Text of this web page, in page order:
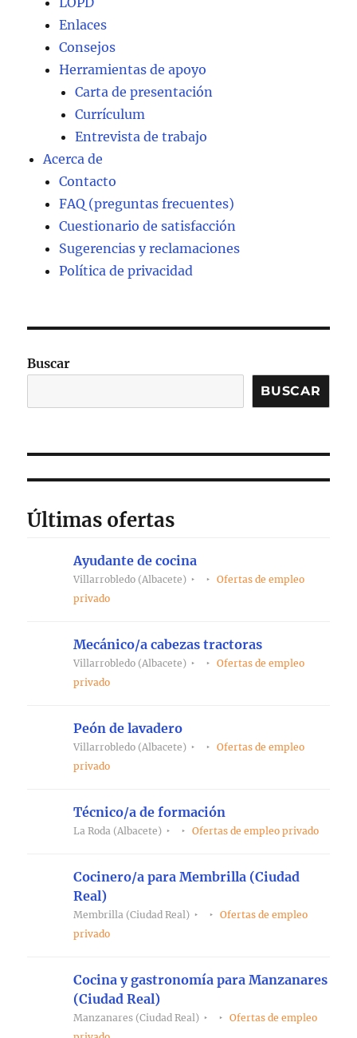
Enlaces
Consejos
Herramientas de apoyo
Carta de presentación
Currículum
Entrevista de trabajo
Acerca de
Contacto
FAQ (preguntas frecuentes)
Cuestionario de satisfacción
Sugerencias y reclamaciones
Política de privacidad
Buscar
BUSCAR
Últimas ofertas
Ayudante de cocina
Villarrobledo (Albacete)
Ofertas de empleo
privado
Mecánico/a cabezas tractoras
Villarrobledo (Albacete)
Ofertas de empleo
privado
Peón de lavadero
Villarrobledo (Albacete)
Ofertas de empleo
privado
Técnico/a de formación
La Roda (Albacete) Ofertas de empleo privado
Cocinero/a para Membrilla (Ciudad
Real)
Membrilla (Ciudad Real)
Ofertas de empleo
privado
Cocina y gastronomía para Manzanares
(Ciudad Real)
Manzanares (Ciudad Real)
Ofertas de empleo